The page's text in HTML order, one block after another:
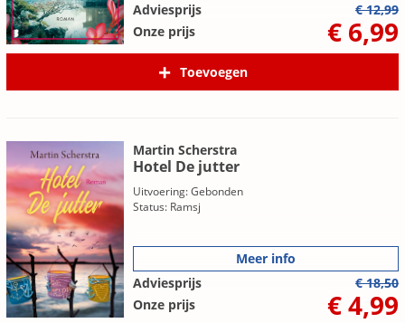
Adviesprijs
€ 12,99
Onze prijs
€ 6,99
Toevoegen
Martin Scherstra
Hotel De jutter
Uitvoering: Gebonden
Status: Ramsj
Meer info
Adviesprijs
€ 18,50
Onze prijs
€ 4,99